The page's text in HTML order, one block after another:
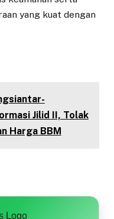
yang kuat dengan
Jilid II, Tolak
Harga BBM